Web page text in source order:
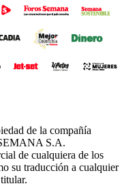
de la compañía
S.A.
de cualquiera de los
su traducción a cualquier